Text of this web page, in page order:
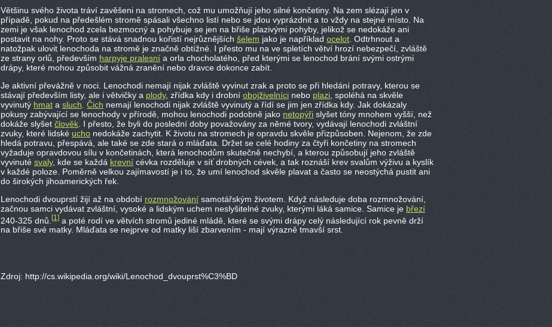
Většinu svého života tráví zavěšeni na stromech, což mu umožňují jeho silné končetiny. Na zem slézají jen v
případě, pokud na předešlém stromě spásali všechno listí nebo se jdou vyprázdnit a to vždy na stejné místo. Na
zemi je však lenochod zcela bezmocný a pohybuje se jen na břiše plazivými pohyby, jelikož se nedokáže ani
postavit na nohy. Proto se stává snadnou kořistí nejrůznějších šelem jako je například ocelot . Odtrhnout a
natožpak ulovit lenochoda na stromě je značně obtížné. I přesto mu na ve spletích větví hrozí nebezpečí, zvláště
ze strany orlů, především harpyje pralesní a orla chocholatého, před kterými se lenochod brání svými ostrými
drápy, které mohou způsobit vážná zranění nebo dravce dokonce zabít.
Je aktivní převážně v noci. Lenochodi nemají nijak zvláště vyvinut zrak a proto se při hledání potravy, kterou se
stávají především listy, ale i větvičky a plody, zřídka kdy i drobní obojživelníci nebo plazi , spoléhá na skvěle
vyvinutý hmat a sluch Čich nemají lenochodi nijak zvláště vyvinutý a řídí se jim jen zřídka kdy. Jak dokázaly
pokusy zabývající se lenochody v přírodě, mohou lenochodi podobně jako netopýři slyšet tóny mnohem vyšší, než
dokáže slyšet člověk . I přesto, že byli do poslední doby považovány za němé tvory, vydávají lenochodi zvláštní
zvuky, které lidské ucho nedokáže zachytit. K životu na stromech je opravdu skvěle přizpůsoben. Nejenom, že zde
hledá potravu, přespává, ale také se zde stará o mláďata. Držet se celé hodiny za čtyři končetiny na stromech
vyžaduje opravdovou sílu v končetinách, která lenochodům skutečně nechybí, a kterou způsobují jeho zvláště
vyvinuté svaly, kde se každá krevní cévka rozděluje v síť drobných cévek, a tak roznáší krev svalům výživu a kyslík
v každé poloze. Poměrně velkou zajímavostí je i to, že umí lenochod skvěle plavat a často se neostýchá pustit ani
do širokých jihoamerických řek.
Lenochodi dvouprstí žijí až na období rozmnožování samotářským životem. Když následuje doba rozmnožování,
začnou samci vydávat zvláštní, vysoké a lidským uchem neslyšitelné zvuky, kterými láká samice. Samice je březí
240-325 dnů. [1] a poté rodí ve větvích stromů jediné mládě, které se svými drápy celý následující rok pevně drží
na břiše své matky. Mláďata se nejprve od matky liší zbarvením - mají výrazně tmavší srst.
Zdroj: http://cs.wikipedia.org/wiki/Lenochod_dvouprst%C3%BD